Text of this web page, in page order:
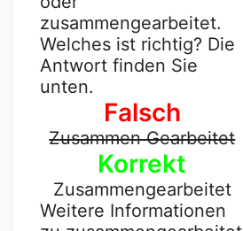
zusammengearbeitet.
Welches ist richtig? Die
Antwort finden Sie
unten.
Falsch
Zusammen Gearbeitet
Korrekt
Zusammengearbeitet
Weitere Informationen